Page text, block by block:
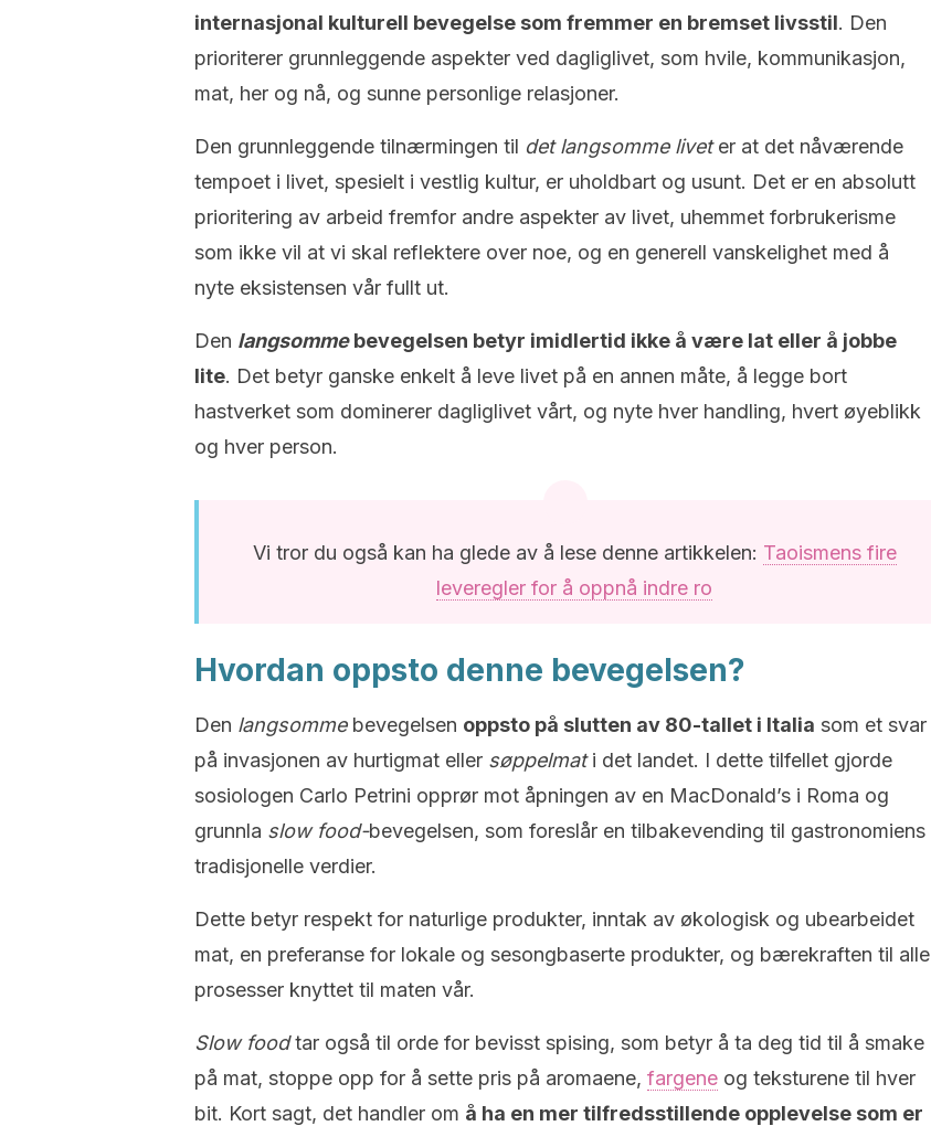
internasjonal kulturell bevegelse som fremmer en bremset livsstil. Den
prioriterer grunnleggende aspekter ved dagliglivet, som hvile, kommunikasjon,
mat, her og nå, og sunne personlige relasjoner.
Den grunnleggende tilnærmingen til det langsomme liveter at det nåværende
tempoet i livet, spesielt i vestlig kultur, er uholdbart og usunt. Det er en absolutt
prioritering av arbeid fremfor andre aspekter av livet, uhemmet forbrukerisme
som ikke vil at vi skal reflektere over noe, og en generell vanskelighet med å
nyte eksistensen vår fullt ut.
Den langsommebevegelsen betyr imidlertid ikke å være lat eller å jobbe
lite. Det betyr ganske enkelt å leve livet på en annen måte, å legge bort
hastverket som dominerer dagliglivet vårt, og nyte hver handling, hvert øyeblikk
og hver person.
Vi tror du også kan ha glede av å lese denne artikkelen: Taoismens fire
leveregler for å oppnå indre ro
Hvordan oppsto denne bevegelsen?
Den langsommebevegelsen oppsto på slutten av 80-tallet i Italia som et svar
på invasjonen av hurtigmat eller søppelmati det landet. I dette tilfellet gjorde
sosiologen Carlo Petrini opprør mot åpningen av en MacDonald’s i Roma og
grunnla slow food-bevegelsen, som foreslår en tilbakevending til gastronomiens
tradisjonelle verdier.
Dette betyr respekt for naturlige produkter, inntak av økologisk og ubearbeidet
mat, en preferanse for lokale og sesongbaserte produkter, og bærekraften til alle
prosesser knyttet til maten vår.
Slow foodtar også til orde for bevisst spising, som betyr å ta deg tid til å smake
på mat, stoppe opp for å sette pris på aromaene, fargene og teksturene til hver
bit. Kort sagt, det handler om å ha en mer tilfredsstillende opplevelse som er